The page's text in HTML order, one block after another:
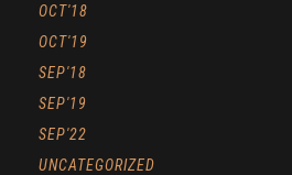
OCT'18
OCT'19
SEP'18
SEP'19
SEP'22
UNCATEGORIZED